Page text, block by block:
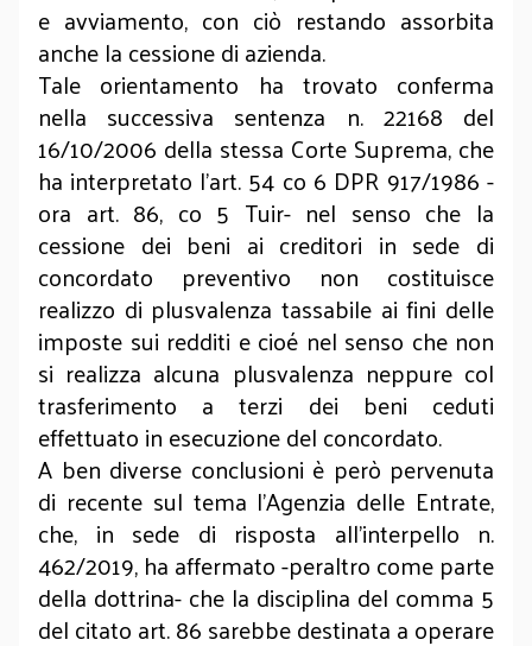
e avviamento, con ciò restando assorbita
anche la cessione di azienda.
Tale orientamento ha trovato conferma
nella successiva sentenza n. 22168 del
16/10/2006 della stessa Corte Suprema, che
ha interpretato l’art. 54 co 6 DPR 917/1986 -
ora art. 86, co 5 Tuir- nel senso che la
cessione dei beni ai creditori in sede di
concordato preventivo non costituisce
realizzo di plusvalenza tassabile ai fini delle
imposte sui redditi e cioé nel senso che non
si realizza alcuna plusvalenza neppure col
trasferimento a terzi dei beni ceduti
effettuato in esecuzione del concordato.
A ben diverse conclusioni è però pervenuta
di recente sul tema l’Agenzia delle Entrate,
che, in sede di risposta all’interpello n.
462/2019, ha affermato -peraltro come parte
della dottrina- che la disciplina del comma 5
del citato art. 86 sarebbe destinata a operare